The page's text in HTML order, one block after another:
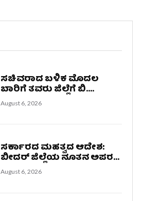
ಸಚಿವರಾದ ಬಳಿಕ ಮೊದಲ
ಬಾರಿಗೆ ತವರು ಜಿಲ್ಲೆಗೆ ಬಿ....
August 6, 2026
ಸರ್ಕಾರದ ಮಹತ್ವದ ಆದೇಶ:
ಬೀದರ್ ಜಿಲ್ಲೆಯ ನೂತನ ಅಪರ...
August 6, 2026